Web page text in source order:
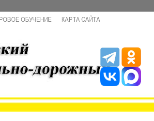
ОБУЧЕНИЕ КАРТА САЙТА